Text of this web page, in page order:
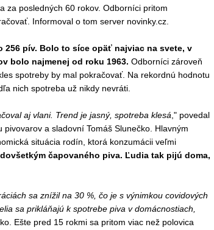
za posledných 60 rokov. Odborníci pritom
Informoval o tom server novinky.cz.
pív. Bolo to síce opäť najviac na svete, v
bolo najmenej od roku 1963. Odborníci zároveň
spotreby by mal pokračovať. Na rekordnú hodnotu
nich spotreba už nikdy nevráti.
aj vlani. Trend je jasný, spotreba klesá," povedal
a sladovní Tomáš Slunečko. Hlavným
situácia rodín, ktorá konzumácii veľmi
čapovaného piva. Ľudia tak pijú doma,
sa znížil na 30 %, čo je s výnimkou covidových
sa prikláňajú k spotrebe piva v domácnostiach,
Ešte pred 15 rokmi sa pritom viac než polovica